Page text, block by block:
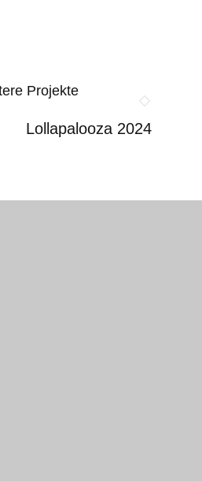
Projekte
Lollapalooza 2024